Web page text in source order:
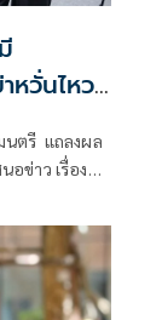
หวั่นไหว
นตรี แถลงผล
อข่าว เรื่อง
รภาพและ